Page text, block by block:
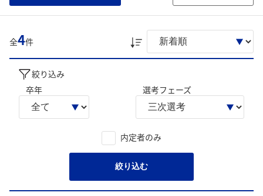
全4件
絞り込み
卒年
選考フェーズ
内定者のみ
絞り込む